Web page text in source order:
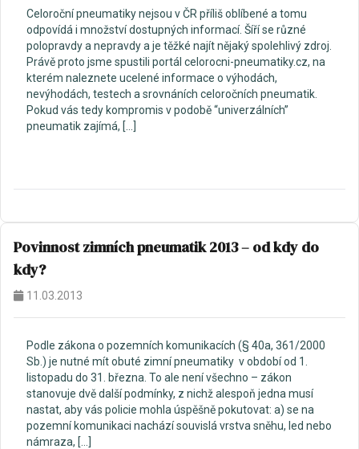
Celoroční pneumatiky nejsou v ČR příliš oblíbené a tomu
odpovídá i množství dostupných informací. Šíří se různé
polopravdy a nepravdy a je těžké najít nějaký spolehlivý zdroj.
Právě proto jsme spustili portál celorocni-pneumatiky.cz, na
kterém naleznete ucelené informace o výhodách,
nevýhodách, testech a srovnáních celoročních pneumatik.
Pokud vás tedy kompromis v podobě “univerzálních”
pneumatik zajímá, […]
Povinnost zimních pneumatik 2013 – od kdy do
kdy?
11.03.2013
Podle zákona o pozemních komunikacích (§ 40a, 361/2000
Sb.) je nutné mít obuté zimní pneumatiky v období od 1.
listopadu do 31. března. To ale není všechno – zákon
stanovuje dvě další podmínky, z nichž alespoň jedna musí
nastat, aby vás policie mohla úspěšně pokutovat: a) se na
pozemní komunikaci nachází souvislá vrstva sněhu, led nebo
námraza, […]